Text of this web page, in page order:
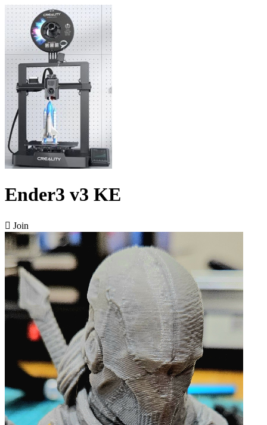
Ender3 v3 KE
 Join